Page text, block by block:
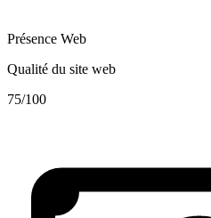
Présence Web
Qualité du site web
75/100